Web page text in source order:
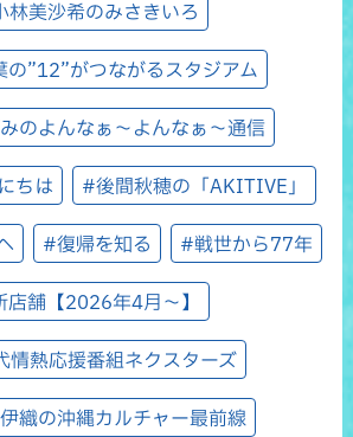
林美沙希のみさきいろ
の”12”がつながるスタジアム
のよんなぁ～よんなぁ～通信
ちは #後間秋穂の「AKITIVE」
#復帰を知る #戦世から77年
店舗【2026年4月～】
情熱応援番組ネクスターズ
織の沖縄カルチャー最前線